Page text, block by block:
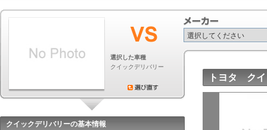
選択した車種
クイックデリバリー
クイックデリバリーの基本情報
トヨタ クイ